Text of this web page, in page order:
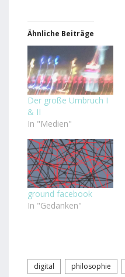
Ähnliche Beiträge
Der große Umbruch I
& II
In "Medien"
ground facebook
In "Gedanken"
digital philosophie